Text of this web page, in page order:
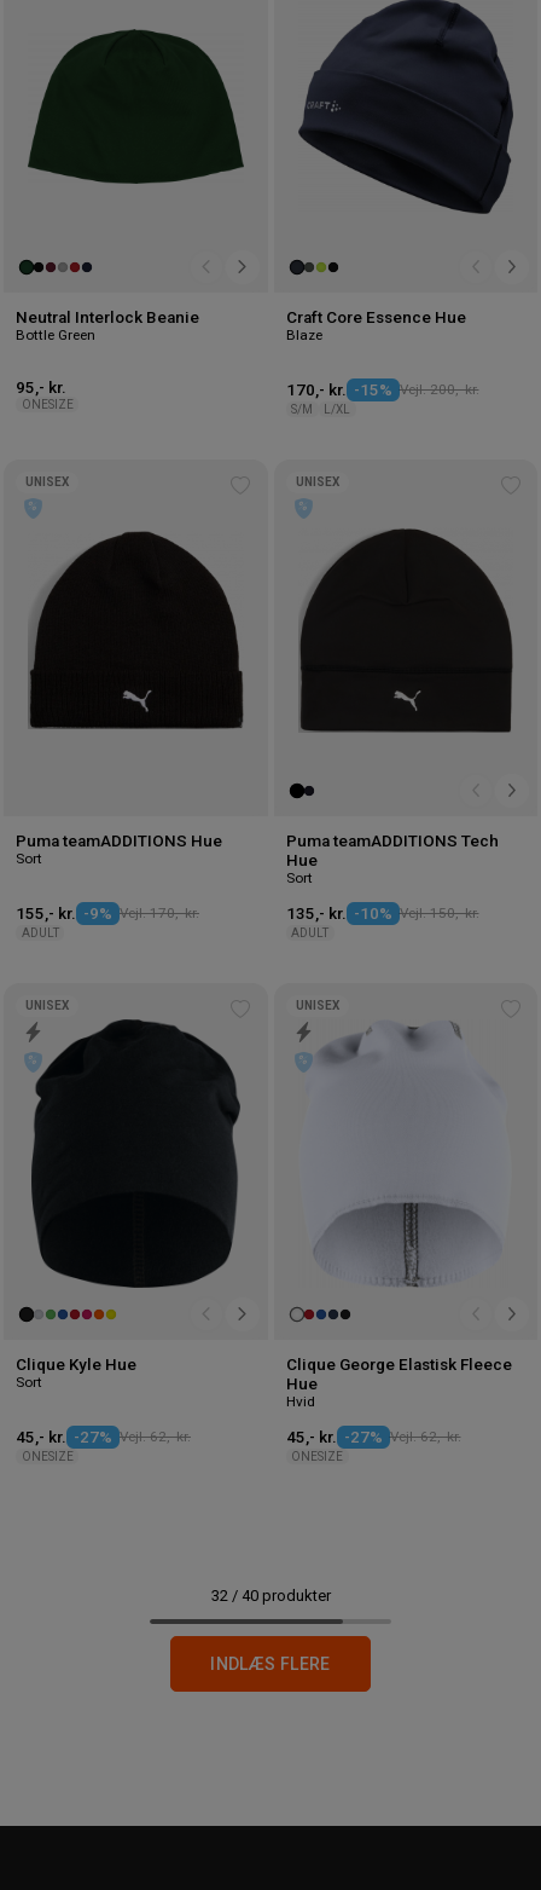
Neutral Interlock Beanie
Bottle Green
95,- kr.
ONESIZE
Craft Core Essence Hue
Blaze
170,- kr. -15% Vejl. 200,- kr.
S/M L/XL
UNISEX
Puma teamADDITIONS Hue
Sort
155,- kr. -9% Vejl. 170,- kr.
ADULT
UNISEX
Puma teamADDITIONS Tech
Hue
Sort
135,- kr. -10% Vejl. 150,- kr.
ADULT
ønskeliste
UNISEX
Clique Kyle Hue
Sort
45,- kr. -27% Vejl. 62,- kr.
ONESIZE
UNISEX
Clique George Elastisk Fleece
Hue
Hvid
45,- kr. -27% Vejl. 62,- kr.
ONESIZE
32 / 40produkter
INDLÆS FLERE